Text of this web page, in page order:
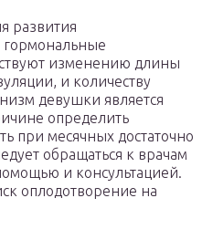
развития
гормональные
изменению длины
и количеству
девушки является
определить
при месячных достаточно
обращаться к врачам
и консультацией.
оплодотворение на